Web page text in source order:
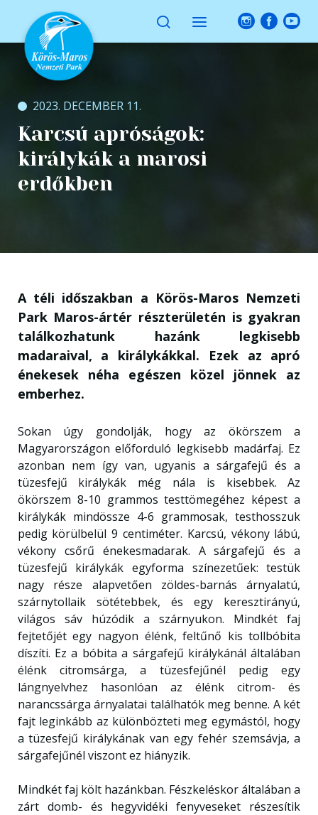
2023. DECEMBER 11.
Karcsú apróságok:
királykák a marosi
erdőkben
A téli időszakban a Körös-Maros Nemzeti
Park Maros-ártér részterületén is gyakran
találkozhatunk hazánk legkisebb
madaraival, a királykákkal. Ezek az apró
énekesek néha egészen közel jönnek az
emberhez.
Sokan úgy gondolják, hogy az ökörszem a
Magyarországon előforduló legkisebb madárfaj. Ez
azonban nem így van, ugyanis a sárgafejű és a
tüzesfejű királykák még nála is kisebbek. Az
ökörszem 8-10 grammos testtömegéhez képest a
királykák mindössze 4-6 grammosak, testhosszuk
pedig körülbelül 9 centiméter. Karcsú, vékony lábú,
vékony csőrű énekesmadarak. A sárgafejű és a
tüzesfejű királykák egyforma színezetűek: testük
nagy része alapvetően zöldes-barnás árnyalatú,
szárnytollaik sötétebbek, és egy keresztirányú,
világos sáv húzódik a szárnyukon. Mindkét faj
fejtetőjét egy nagyon élénk, feltűnő kis tollbóbita
díszíti. Ez a bóbita a sárgafejű királykánál általában
élénk citromsárga, a tüzesfejűnél pedig egy
lángnyelvhez hasonlóan az élénk citrom- és
narancssárga árnyalatai találhatók meg benne. A két
fajt leginkább az különbözteti meg egymástól, hogy
a tüzesfejű királykának van egy fehér szemsávja, a
sárgafejűnél viszont ez hiányzik.
Mindkét faj költ hazánkban. Fészkeléskor általában a
zárt domb- és hegyvidéki fenyveseket részesítik